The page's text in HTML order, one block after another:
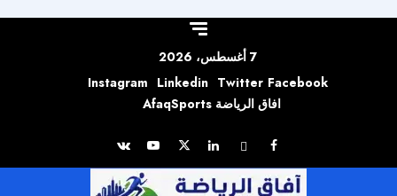
7 أغسطس، 2026
Facebook
Twitter
Linkedin
Instagram
افاق الرياضة AfaqSports